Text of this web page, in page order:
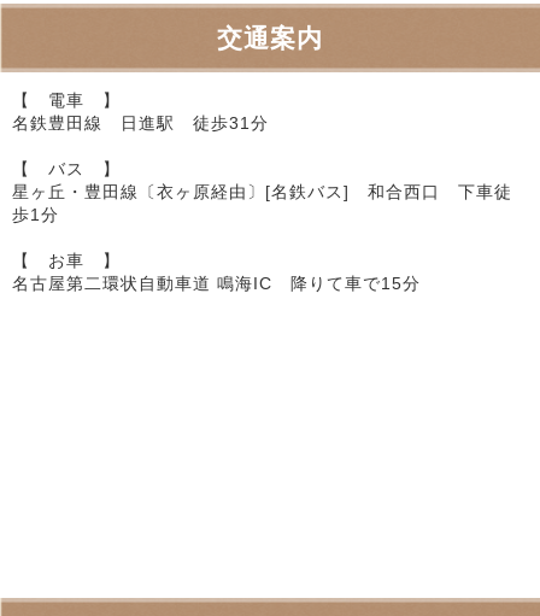
交通案内
【 電車 】
名鉄豊田線 日進駅 徒歩31分
【 バス 】
星ヶ丘・豊田線〔衣ヶ原経由〕[名鉄バス] 和合西口 下車徒
歩1分
【 お車 】
名古屋第二環状自動車道 鳴海IC 降りて車で15分